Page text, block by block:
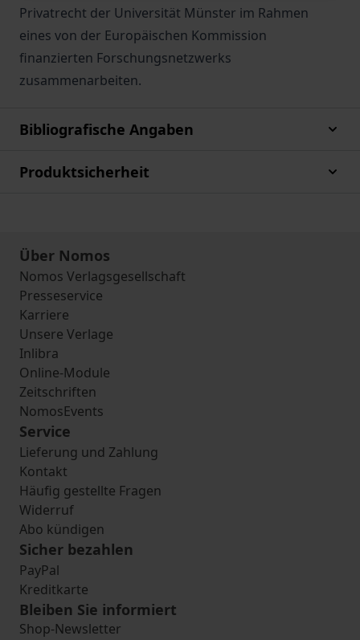
Privatrecht der Universität Münster im Rahmen
eines von der Europäischen Kommission
finanzierten Forschungsnetzwerks
zusammenarbeiten.
Bibliografische Angaben
Produktsicherheit
Über Nomos
Nomos Verlagsgesellschaft
Presseservice
Karriere
Unsere Verlage
Inlibra
Online-Module
Zeitschriften
NomosEvents
Service
Lieferung und Zahlung
Kontakt
Häufig gestellte Fragen
Widerruf
Abo kündigen
Sicher bezahlen
PayPal
Kreditkarte
Bleiben Sie informiert
Shop-Newsletter